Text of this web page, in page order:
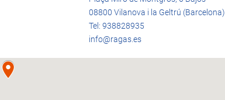
08800 Vilanova i la Geltrú (Barcelona)
Tel: 938828935
info@ragas.es